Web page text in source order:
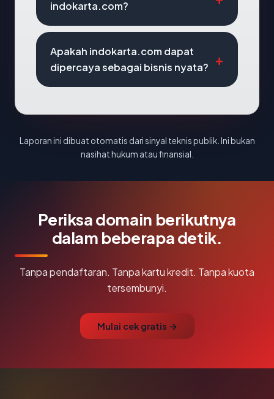
indokarta.com?
Apakah indokarta.com dapat
dipercaya sebagai bisnis nyata?
Laporan ini dibuat otomatis dari sinyal teknis publik. Ini bukan
nasihat hukum atau finansial.
Periksa domain berikutnya
dalam beberapa detik.
Tanpa pendaftaran. Tanpa kartu kredit. Tanpa kuota
tersembunyi.
Mulai cek gratis →